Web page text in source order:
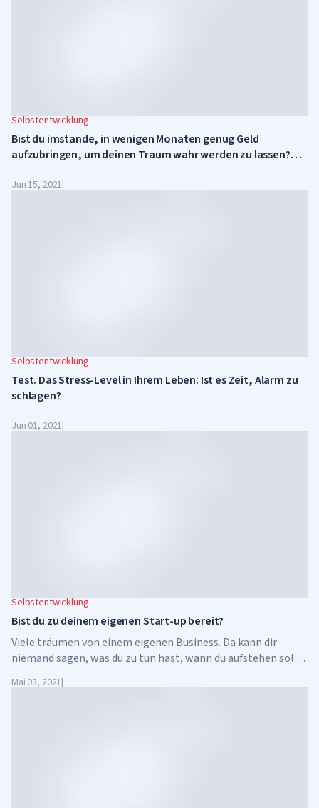
Selbstentwicklung
Bist du imstande, in wenigen Monaten genug Geld
aufzubringen, um deinen Traum wahr werden zu lassen?
Jun 15, 2021|
Selbstentwicklung
Test. Das Stress-Level in Ihrem Leben: Ist es Zeit, Alarm zu
schlagen?
Jun 01, 2021|
Selbstentwicklung
Bist du zu deinem eigenen Start-up bereit?
Viele träumen von einem eigenen Business. Da kann dir
niemand sagen, was du zu tun hast, wann du aufstehen sollst
und deine Bereitschaft an, Kraft, Zeit und Geld ins Geschäft zu
Mai 03, 2021|